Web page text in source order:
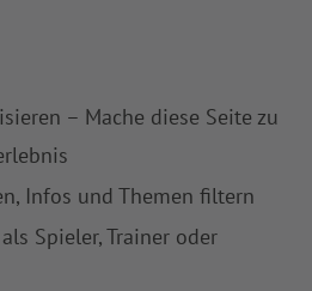
– Mache diese Seite zu
Infos und Themen filtern
Spieler, Trainer oder